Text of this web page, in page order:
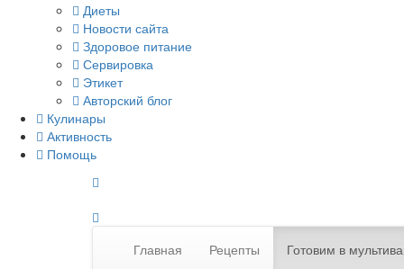
Диеты
Новости сайта
Здоровое питание
Сервировка
Этикет
Авторский блог
Кулинары
Активность
Помощь
Главная Рецепты Готовим в